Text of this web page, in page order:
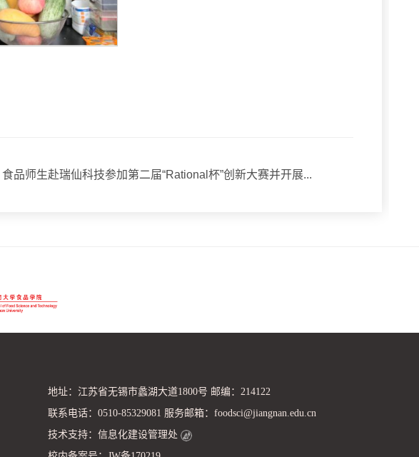
食品师生赴瑞仙科技参加第二届“Rational杯”创新大赛并开展...
地址：江苏省无锡市蠡湖大道1800号 邮编：214122
联系电话：0510-85329081 服务邮箱：foodsci@jiangnan.edu.cn
技术支持：信息化建设管理处